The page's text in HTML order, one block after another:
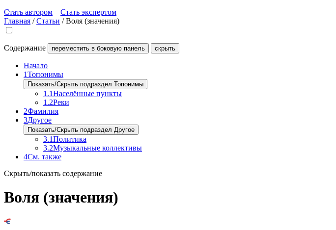
Стать автором
Стать экспертом
Главная /Статьи /Воля (значения)
Содержание переместить в боковую панель скрыть
Начало
1Топонимы
Показать/Скрыть подраздел Топонимы
1.1Населённые пункты
1.2Реки
2Фамилия
3Другое
Показать/Скрыть подраздел Другое
3.1Политика
3.2Музыкальные коллективы
4См. также
Скрыть/показать содержание
Воля (значения)